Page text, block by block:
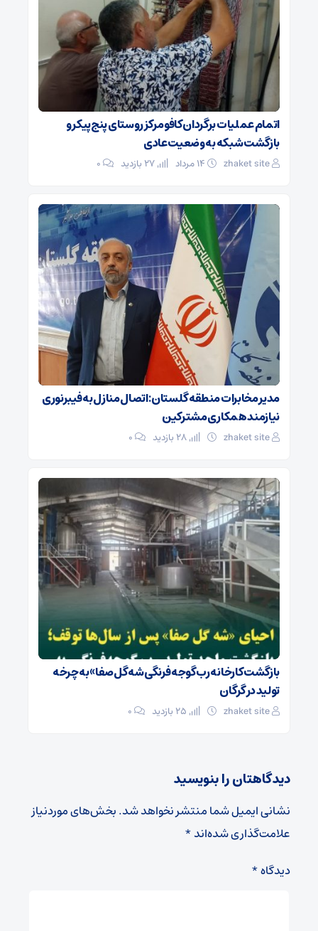
اتمام عملیات برگردان کافو مرکز روستای پنج‌پیکر و
بازگشت شبکه به وضعیت عادی
zhaket site ۰
مدیر مخابرات منطقه گلستان: اتصال منازل به فیبرنوری
نیازمند همکاری مشترکین
zhaket site ۰
بازگشت کارخانه رب گوجه فرنگی شه گل صفا» به چرخه
تولید در گرگان
zhaket site ۰
دیدگاهتان را بنویسید
نشانی ایمیل شما منتشر نخواهد شد.بخش‌های موردنیاز
علامت‌گذاری شده‌اند*
دیدگاه*